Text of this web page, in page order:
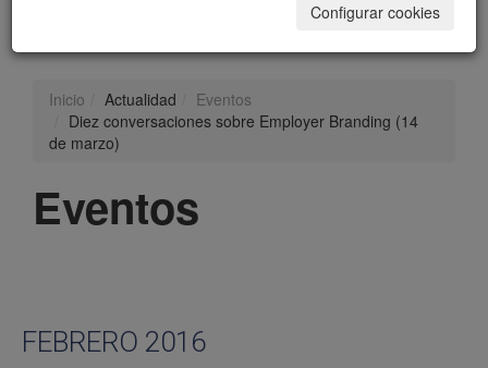
Inicio Actualidad
Eventos
Diez conversaciones sobre Employer Branding (14
de marzo)
Eventos
FEBRERO 2016
Configurar cookies